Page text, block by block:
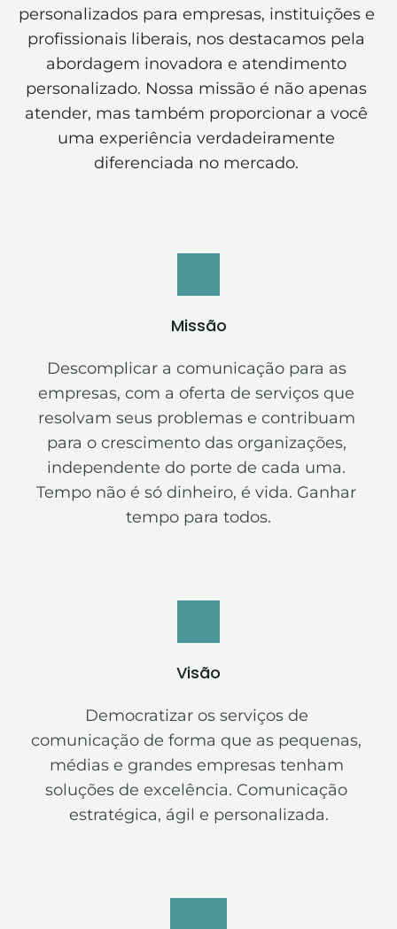
personalizados para empresas, instituições e
profissionais liberais, nos destacamos pela
abordagem inovadora e atendimento
personalizado. Nossa missão é não apenas
atender, mas também proporcionar a você
uma experiência verdadeiramente
diferenciada no mercado.
Missão
Descomplicar a comunicação para as
empresas, com a oferta de serviços que
resolvam seus problemas e contribuam
para o crescimento das organizações,
independente do porte de cada uma.
Tempo não é só dinheiro, é vida. Ganhar
tempo para todos.
Visão
Democratizar os serviços de
comunicação de forma que as pequenas,
médias e grandes empresas tenham
soluções de excelência. Comunicação
estratégica, ágil e personalizada.